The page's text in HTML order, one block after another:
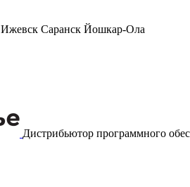
Ижевск Саранск Йошкар-Ола
Дистрибьютор программного